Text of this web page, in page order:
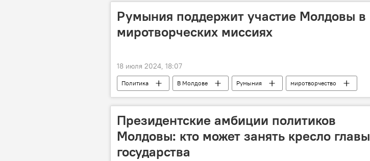
Румыния поддержит участие Молдовы в
миротворческих миссиях
18 июля 2024, 18:07
Политика В Молдове Румыния миротворчество
Президентские амбиции политиков
Молдовы: кто может занять кресло главы
государства